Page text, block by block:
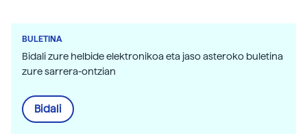
BULETINA
Bidali zure helbide elektronikoa eta jaso asteroko buletina
zure sarrera-ontzian
Bidali